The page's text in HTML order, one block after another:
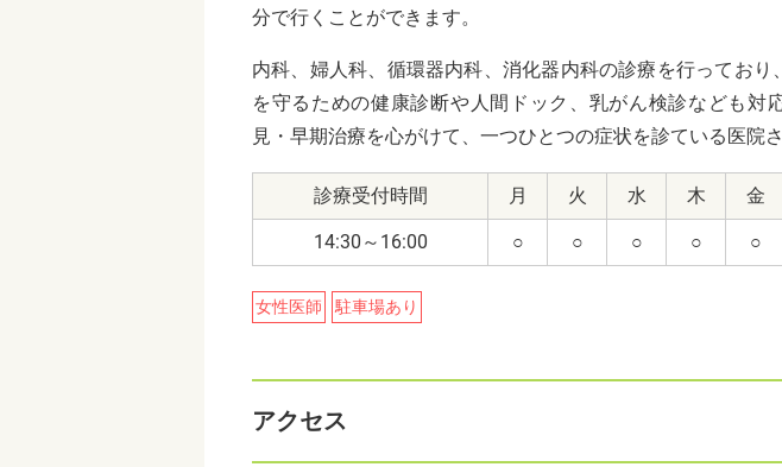
分で行くことができます。
内科、婦人科、循環器内科、消化器内科の診療を行っており
を守るための健康診断や人間ドック、乳がん検診なども対
見・早期治療を心がけて、一つひとつの症状を診ている医院さ
診療受付時間 月 火 水 木 金
14:30～16:00 ○ ○ ○ ○ ○
女性医師 駐車場あり
アクセス